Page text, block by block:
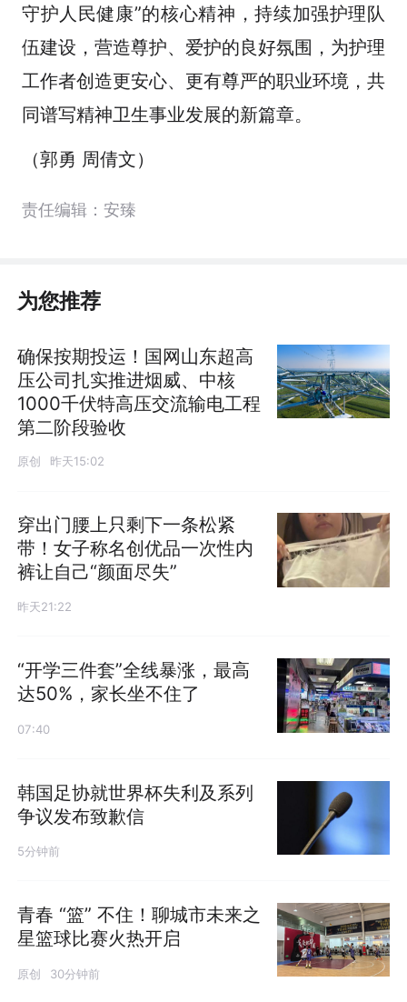
守护人民健康”的核心精神，持续加强护理队
伍建设，营造尊护、爱护的良好氛围，为护理
工作者创造更安心、更有尊严的职业环境，共
同谱写精神卫生事业发展的新篇章。
（郭勇 周倩文）
责任编辑：安臻
为您推荐
确保按期投运！国网山东超高
压公司扎实推进烟威、中核
1000千伏特高压交流输电工程
第二阶段验收
原创 昨天15:02
穿出门腰上只剩下一条松紧
带！女子称名创优品一次性内
裤让自己“颜面尽失”
昨天21:22
“开学三件套”全线暴涨，最高
达50%，家长坐不住了
07:40
韩国足协就世界杯失利及系列
争议发布致歉信
5分钟前
青春 “篮” 不住！聊城市未来之
星篮球比赛火热开启
原创 30分钟前